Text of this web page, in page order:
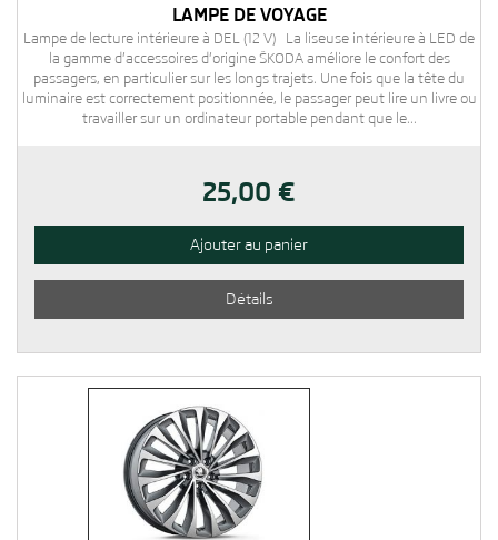
LAMPE DE VOYAGE
Lampe de lecture intérieure à DEL (12 V) La liseuse intérieure à LED de
la gamme d’accessoires d’origine ŠKODA améliore le confort des
passagers, en particulier sur les longs trajets. Une fois que la tête du
luminaire est correctement positionnée, le passager peut lire un livre ou
travailler sur un ordinateur portable pendant que le...
25,00 €
Ajouter au panier
Détails